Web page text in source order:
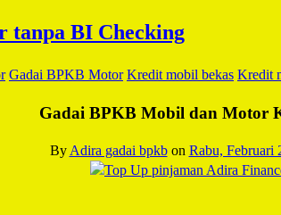
Gadai BPKB Motor Kredit mobil bekas Kredit
Gadai BPKB Mobil dan Motor
By Adira gadai bpkb on Rabu, Februari